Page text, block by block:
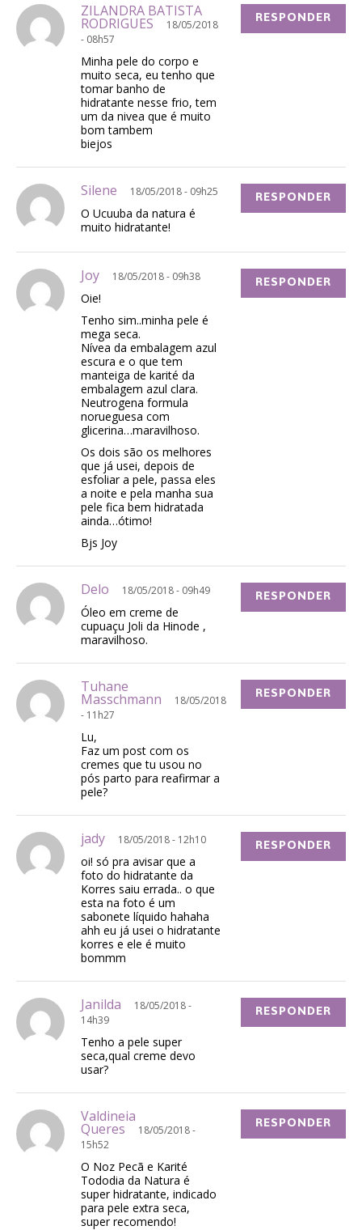
ZILANDRA BATISTA
RODRIGUES
18/05/2018
- 08h57
Minha pele do corpo e
muito seca, eu tenho que
tomar banho de
hidratante nesse frio, tem
um da nivea que é muito
bom tambem
biejos
RESPONDER
Silene 18/05/2018 - 09h25
O Ucuuba da natura é
muito hidratante!
RESPONDER
Joy 18/05/2018 - 09h38
Oie!
Tenho sim..minha pele é
mega seca.
Nívea da embalagem azul
escura e o que tem
manteiga de karité da
embalagem azul clara.
Neutrogena formula
norueguesa com
glicerina…maravilhoso.
Os dois são os melhores
que já usei, depois de
esfoliar a pele, passa eles
a noite e pela manha sua
pele fica bem hidratada
ainda…ótimo!
Bjs Joy
RESPONDER
Delo 18/05/2018 - 09h49
Óleo em creme de
cupuaçu Joli da Hinode ,
maravilhoso.
RESPONDER
Tuhane
Masschmann
18/05/2018
- 11h27
Lu,
Faz um post com os
cremes que tu usou no
pós parto para reafirmar a
pele?
RESPONDER
jady 18/05/2018 - 12h10
oi! só pra avisar que a
foto do hidratante da
Korres saiu errada.. o que
esta na foto é um
sabonete líquido hahaha
ahh eu já usei o hidratante
korres e ele é muito
bommm
RESPONDER
Janilda
18/05/2018 -
14h39
Tenho a pele super
seca,qual creme devo
usar?
RESPONDER
Valdineia
Queres
18/05/2018 -
15h52
O Noz Pecã e Karité
Tododia da Natura é
super hidratante, indicado
para pele extra seca,
super recomendo!
RESPONDER